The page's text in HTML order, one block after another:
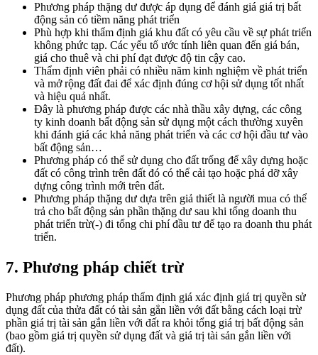
Phương pháp thặng dư được áp dụng để đánh giá giá trị bất
động sản có tiềm năng phát triển
Phù hợp khi thẩm định giá khu đất có yêu cầu về sự phát triển
không phức tạp. Các yếu tố ước tính liên quan đến giá bán,
giá cho thuê và chi phí đạt được độ tin cậy cao.
Thẩm định viên phải có nhiều năm kinh nghiệm về phát triển
và mở rộng đất đai để xác định đúng cơ hội sử dụng tốt nhất
và hiệu quả nhất.
Đây là phương pháp được các nhà thầu xây dựng, các công
ty kinh doanh bất động sản sử dụng một cách thường xuyên
khi đánh giá các khả năng phát triển và các cơ hội đầu tư vào
bất động sản…
Phương pháp có thể sử dụng cho đất trống để xây dựng hoặc
đất có công trình trên đất đó có thể cải tạo hoặc phá dỡ xây
dựng công trình mới trên đất.
Phương pháp thặng dư dựa trên giả thiết là người mua có thể
trả cho bất động sản phần thặng dư sau khi tổng doanh thu
phát triển trừ(-) đi tổng chi phí đầu tư để tạo ra doanh thu phát
triển.
7. Phương pháp chiết trừ
Phương pháp phương pháp thẩm định giá xác định giá trị quyền sử
dụng đất của thửa đất có tài sản gắn liền với đất bằng cách loại trừ
phần giá trị tài sản gắn liền với đất ra khỏi tổng giá trị bất động sản
(bao gồm giá trị quyền sử dụng đất và giá trị tài sản gắn liền với
đất).